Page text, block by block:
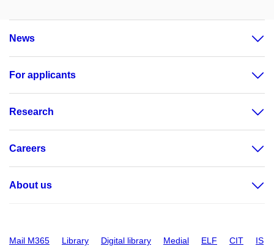
News
For applicants
Research
Careers
About us
Mail M365 Library Digital library Medial ELF CIT IS